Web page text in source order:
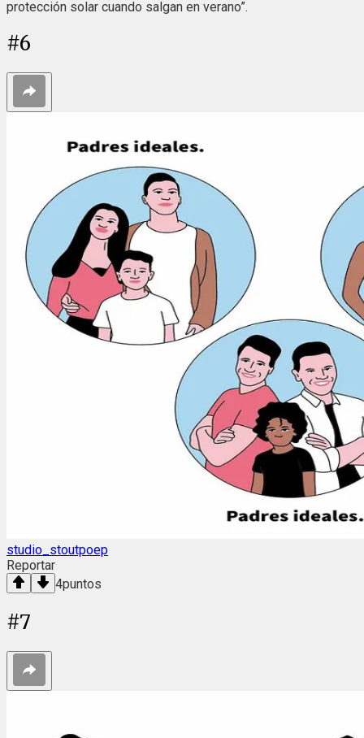
protección solar cuando salgan en verano”.
#6
studio_stoutpoep
Reportar
4puntos
#7